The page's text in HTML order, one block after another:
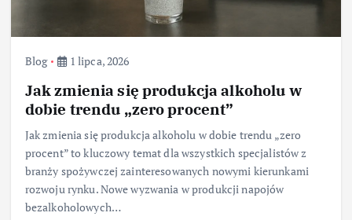
Blog 1 lipca, 2026
Jak zmienia się produkcja alkoholu w
dobie trendu „zero procent”
Jak zmienia się produkcja alkoholu w dobie trendu „zero
procent” to kluczowy temat dla wszystkich specjalistów z
branży spożywczej zainteresowanych nowymi kierunkami
rozwoju rynku. Nowe wyzwania w produkcji napojów
bezalkoholowych…